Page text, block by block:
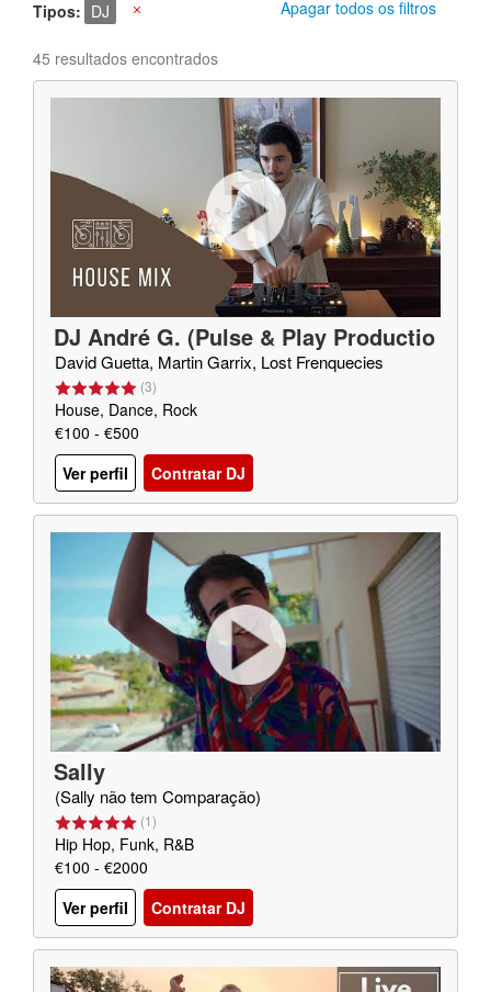
Apagar todos os filtros
Tipos DJ
45 resultados encontrados
DJ André G. (Pulse & Play Productio
ns)
David Guetta, Martin Garrix, Lost Frenquecies
(3)
House, Dance, Rock
€100 - €500
Ver perfil
Contratar DJ
Sally
(Sally não tem Comparação)
(1)
Hip Hop, Funk, R&B
€100 - €2000
Ver perfil
Contratar DJ